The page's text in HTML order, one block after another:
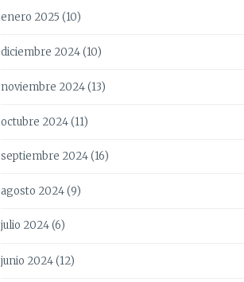
enero 2025 (10)
diciembre 2024(10)
noviembre 2024(13)
octubre 2024(11)
septiembre 2024(16)
agosto 2024(9)
julio 2024(6)
junio 2024(12)